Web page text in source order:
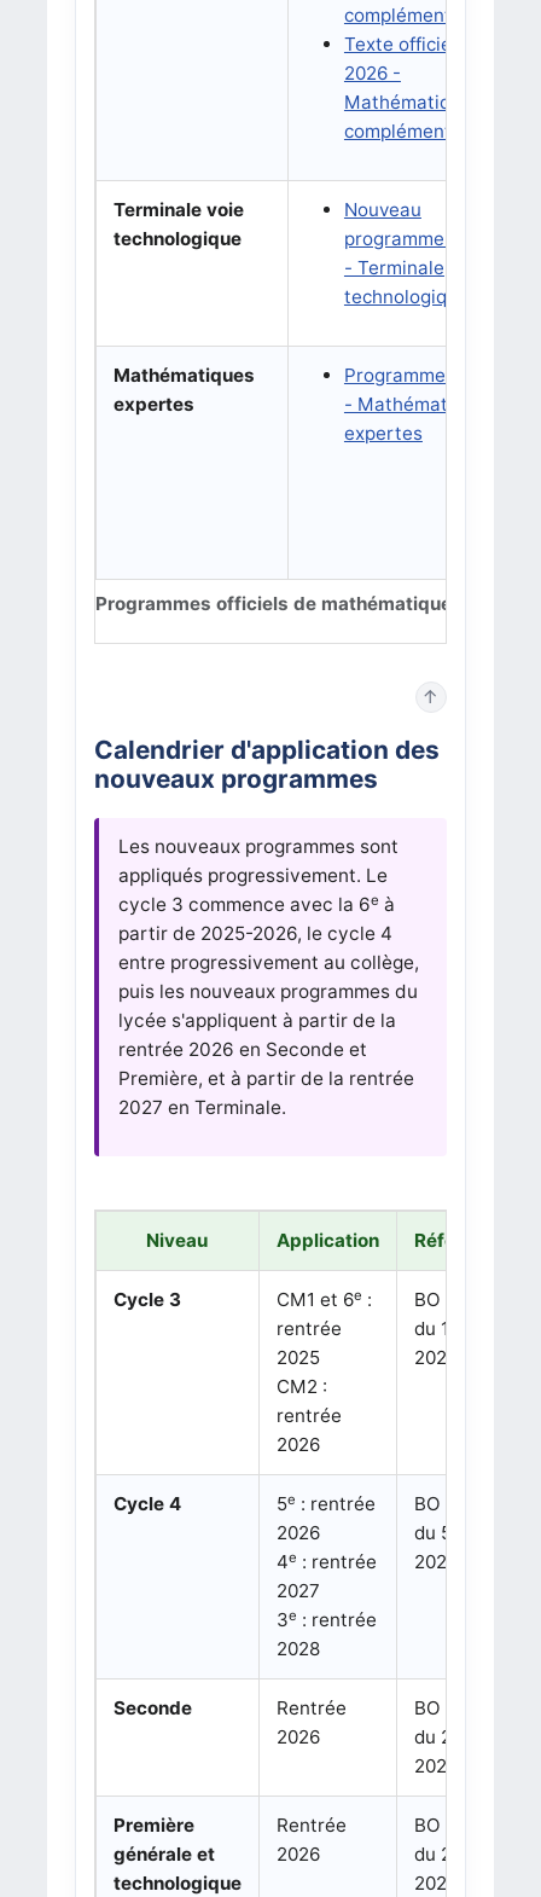
Programmes officiels de mathématiques au lycée
complémentaires
Texte officiel BO
2026 -
Mathématiques
complémentaires
Terminale voie
technologique
Nouveau
programme 2027
- Terminale
technologique
Mathématiques
expertes
Programme 2019
- Mathématiques
expertes
↑
Calendrier d'application des
nouveaux programmes
Les nouveaux programmes sont
appliqués progressivement. Le
cycle 3 commence avec la 6e à
partir de 2025-2026, le cycle 4
entre progressivement au collège,
puis les nouveaux programmes du
lycée s'appliquent à partir de la
rentrée 2026 en Seconde et
Première, et à partir de la rentrée
2027 en Terminale.
Niveau Application Référence
Cycle 3 CM1 et 6e :
rentrée
2025
CM2 :
rentrée
2026
BO n°16
du 17 avril
2025
Cycle 4 5e : rentrée
2026
4e : rentrée
2027
3e : rentrée
2028
BO n°10
du 5 mars
2026
Seconde
Rentrée
2026
BO n°14
du 2 avril
2026
Première
générale et
technologique
Rentrée
2026
BO n°14
du 2 avril
2026